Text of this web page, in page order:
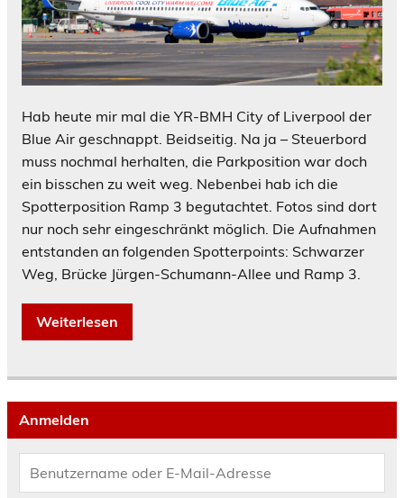
Hab heute mir mal die YR-BMH City of Liverpool der
Blue Air geschnappt. Beidseitig. Na ja – Steuerbord
muss nochmal herhalten, die Parkposition war doch
ein bisschen zu weit weg. Nebenbei hab ich die
Spotterposition Ramp 3 begutachtet. Fotos sind dort
nur noch sehr eingeschränkt möglich. Die Aufnahmen
entstanden an folgenden Spotterpoints: Schwarzer
Weg, Brücke Jürgen-Schumann-Allee und Ramp 3.
Weiterlesen
Anmelden